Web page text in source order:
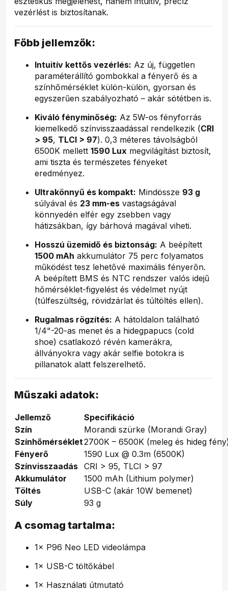
vezérlést is biztosítanak.
Főbb jellemzők:
Intuitív kettős vezérlés: Az új, független
paraméterállító gombokkal a fényerő és a
színhőmérséklet külön-külön, gyorsan és
egyszerűen szabályozható – akár sötétben is.
Kiváló fényminőség: Az 5W-os fényforrás
kiemelkedő színvisszaadással rendelkezik (CRI
> 95, TLCI > 97). 0,3 méteres távolságból
6500K mellett 1590 Lux megvilágítást biztosít,
ami tiszta és természetes fényeket
eredményez.
Ultrakönnyű és kompakt: Mindössze 93 g
súlyával és 23 mm-es vastagságával
könnyedén elfér egy zsebben vagy
hátizsákban, így bárhová magával viheti.
Hosszú üzemidő és biztonság: A beépített
1500 mAh akkumulátor 75 perc folyamatos
működést tesz lehetővé maximális fényerőn.
A beépített BMS és NTC rendszer valós idejű
hőmérséklet-figyelést és védelmet nyújt
(túlfeszültség, rövidzárlat és túltöltés ellen).
Rugalmas rögzítés: A hátoldalon található
1/4"-20-as menet és a hidegpapucs (cold
shoe) csatlakozó révén kamerákra,
állványokra vagy akár selfie botokra is
pillanatok alatt felszerelhető.
Műszaki adatok:
Jellemző
Specifikáció
Szín
Morandi szürke (Morandi Gray)
Színhőmérséklet2700K – 6500K (meleg és hideg
Fényerő
1590 Lux @ 0.3m (6500K)
Színvisszaadás CRI > 95, TLCI > 97
Akkumulátor
1500 mAh (Lithium polymer)
Töltés
USB-C (akár 10W bemenet)
Súly
93 g
A csomag tartalma:
1× P96 Neo LED videolámpa
1× USB-C töltőkábel
1× Használati útmutató